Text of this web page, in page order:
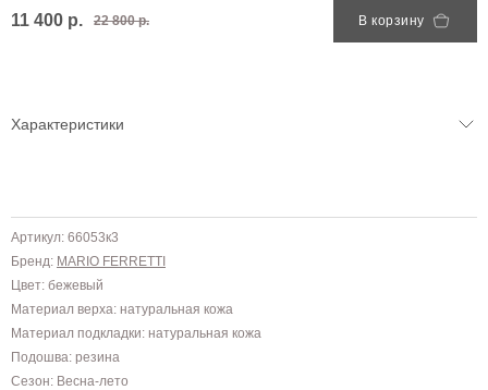
11 400 р. 22 800 р. В корзину
Характеристики
Артикул: 66053к3
Бренд: MARIO FERRETTI
Цвет: бежевый
Материал верха: натуральная кожа
Материал подкладки: натуральная кожа
Подошва: резина
Сезон: Весна-лето